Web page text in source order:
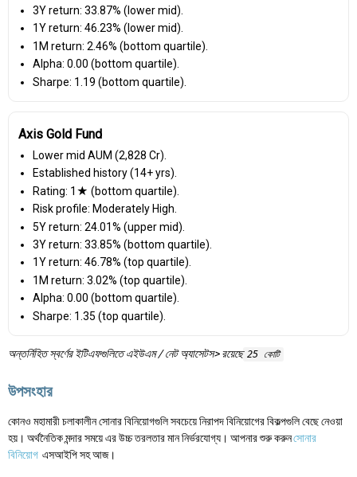
3Y return: 33.87% (lower mid).
1Y return: 46.23% (lower mid).
1M return: 2.46% (bottom quartile).
Alpha: 0.00 (bottom quartile).
Sharpe: 1.19 (bottom quartile).
Axis Gold Fund
Lower mid AUM (₹2,828 Cr).
Established history (14+ yrs).
Rating: 1★ (bottom quartile).
Risk profile: Moderately High.
5Y return: 24.01% (upper mid).
3Y return: 33.85% (bottom quartile).
1Y return: 46.78% (top quartile).
1M return: 3.02% (top quartile).
Alpha: 0.00 (bottom quartile).
Sharpe: 1.35 (top quartile).
অন্তর্নিহিত স্বর্ণের ইটিএফগুলিতে এইউএম / নেট অ্যাসেটস> রয়েছে 25 কোটি
উপসংহার
কোনও মহামারী চলাকালীন সোনার বিনিয়োগগুলি সবচেয়ে নিরাপদ বিনিয়োগের বিকল্পগুলি বেছে নেওয়া
হয়। অর্থনৈতিক মন্দার সময়ে এর উচ্চ তরলতার মান নির্ভরযোগ্য। আপনার শুরু করুনসোনার
বিনিয়োগ এসআইপি সহ আজ।